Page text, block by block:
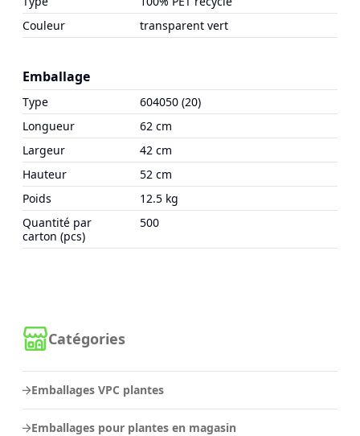
Catégories
Emballages VPC plantes
Emballages pour plantes en magasin
Couleur
transparent vert
Emballage
Type
604050 (20)
Longueur
62 cm
Largeur
42 cm
Hauteur
52 cm
Poids
12.5 kg
Quantité par
carton (pcs)
500